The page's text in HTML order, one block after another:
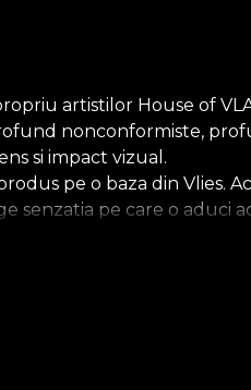
artistilor House of
nonconformiste,
si impact vizual.
pe o baza din Vlies.
pe care o aduci